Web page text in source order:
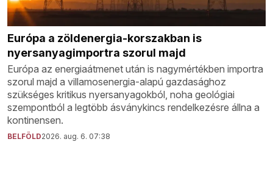
Európa a zöldenergia-korszakban is
nyersanyagimportra szorul majd
Európa az energiaátmenet után is nagymértékben importra
szorul majd a villamosenergia-alapú gazdasághoz
szükséges kritikus nyersanyagokból, noha geológiai
szempontból a legtöbb ásványkincs rendelkezésre állna a
kontinensen.
BELFÖLD2026. aug. 6. 07:38